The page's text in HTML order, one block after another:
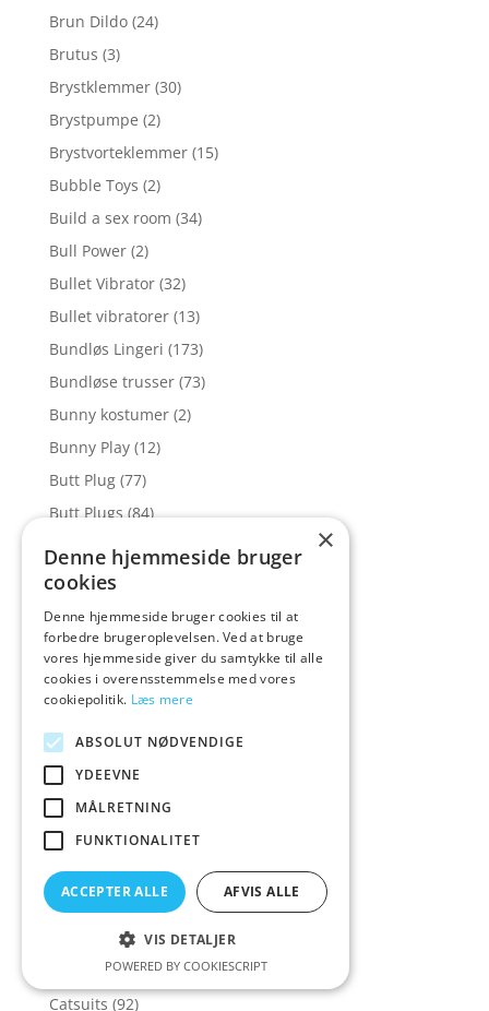
Brun Dildo (24)
Brutus (3)
Brystklemmer (30)
Brystpumpe (2)
Brystvorteklemmer (15)
Bubble Toys (2)
Build a sex room (34)
Bull Power (2)
Bullet Vibrator (32)
Bullet vibratorer (13)
Bundløs Lingeri (173)
Bundløse trusser (73)
Bunny kostumer (2)
Bunny Play (12)
Butt Plug (77)
Butt Plugs (84)
Butterfly Vibrator
Butterfly Vibratorer
Buttplug (78)
Buttplug med Vibrator (31)
Buttplugs (95)
Buttplugs med diamant
Buttplugs med hale (14)
BUTTR (4)
Bye Bra (6)
Cal Exotics (60)
CalExotics (56)
CalExotics Rings!
(7)
(9)
Catsuits (92)
×
Denne hjemmeside bruger
cookies
Denne hjemmeside bruger cookies til at
forbedre brugeroplevelsen. Ved at bruge
vores hjemmeside giver du samtykke til alle
cookies i overensstemmelse med vores
cookiepolitik. Læs mere
ABSOLUT NØDVENDIGE
YDEEVNE
MÅLRETNING
FUNKTIONALITET
ACCEPTER ALLE AFVIS ALLE
VIS DETALJER
POWERED BY COOKIESCRIPT